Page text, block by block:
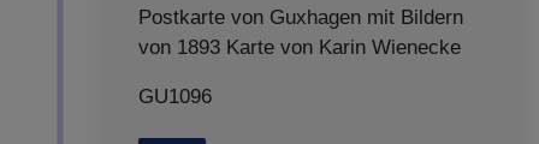
Postkarte von Guxhagen mit Bildern
von 1893 Karte von Karin Wienecke
GU1096